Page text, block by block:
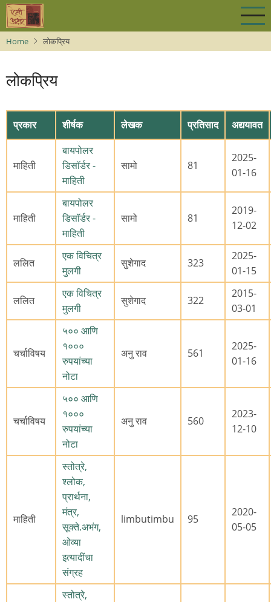
Skip
main
content
Home लोकप्रिय
लोकप्रिय
प्रकार शीर्षक लेखक प्रतिसाद अद्ययावत
माहिती
बायपोलर
डिसॉर्डर -
माहिती
सामो 81
2025-
01-16
माहिती
बायपोलर
डिसॉर्डर -
माहिती
सामो 81
2019-
12-02
ललित
एक विचित्र
मुलगी
सुशेगाद 323
2025-
01-15
ललित
एक विचित्र
मुलगी
सुशेगाद 322
2015-
03-01
चर्चाविषय
५०० आणि
१०००
रुपयांच्या
नोटा
अनु राव 561
2025-
01-16
चर्चाविषय
५०० आणि
१०००
रुपयांच्या
नोटा
अनु राव 560
2023-
12-10
माहिती
स्तोत्रे,
श्लोक,
प्रार्थना,
मंत्र,
सूक्ते.अभंग,
ओव्या
इत्यादींचा
संग्रह
limbutimbu 95
2020-
05-05
स्तोत्रे,